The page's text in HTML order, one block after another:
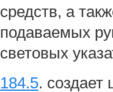
средств, а
подаваемых
световых
184.5. создает